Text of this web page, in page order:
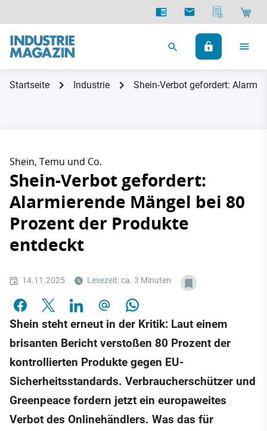
Startseite Industrie Shein-Verbot gefordert:
Shein, Temu und Co.
Shein-Verbot gefordert:
Alarmierende Mängel bei 80
Prozent der Produkte
entdeckt
14.11.2025 Lesezeit: ca. 3 Minuten
Shein steht erneut in der Kritik: Laut einem
brisanten Bericht verstoßen 80 Prozent der
kontrollierten Produkte gegen EU-
Sicherheitsstandards. Verbraucherschützer und
Greenpeace fordern jetzt ein europaweites
Verbot des Onlinehändlers. Was das für